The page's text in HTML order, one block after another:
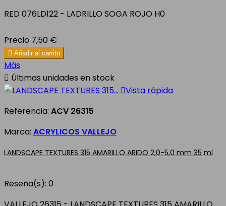
RED 076LD122 - LADRILLO SOGA ROJO H0
Precio 7,50 €
 Añadir al carrito
Más
 Últimas unidades en stock
Vista rápida
Referencia: ACV 26315
Marca: ACRYLICOS VALLEJO
LANDSCAPE TEXTURES 315 AMARILLO ARIDO 2,0-5,0 mm 35 ml
Reseña(s): 0